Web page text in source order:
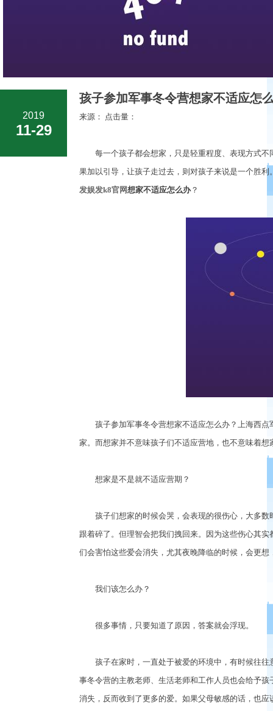
2019
11-29
孩子参加军事冬令营想家不适应怎
来源： 点击量：
每一个孩子都会想家，只是轻重程度、表现方式不
果加以引导，让孩子走过去，则对孩子来说是一个胜
发娱发k8官网想家不适应怎么办？
孩子参加军事冬令营想家不适应怎么办？上海西点
家。而想家并不意味孩子们不适应营地，也不意味着想
想家是不是就不适应营期？
孩子们想家的时候会哭，会表现的很伤心，大多数
跟着碎了。但理智会把我们拽回来。因为这些伤心其
们会害怕这些爱会消失，尤其夜晚降临的时候，会更
我们该怎么办？
很多事情，只要知道了原因，答案就会浮现。
孩子在家时，一直处于被爱的环境中，有时候往往
事冬令营的主教老师、生活老师和工作人员也会给予
消失，反而收到了更多的爱。如果父母敏感的话，也